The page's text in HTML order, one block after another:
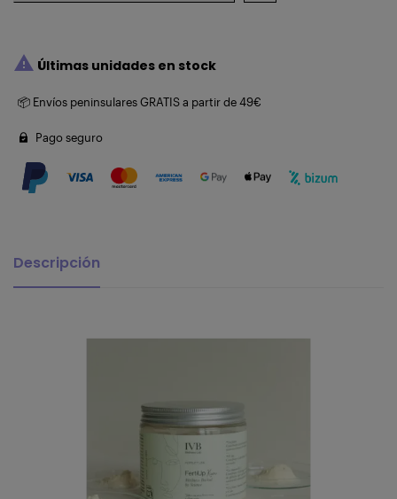
 Últimas unidades en stock
📦 Envíos peninsulares GRATIS a partir de 49€
Pago seguro
Descripción